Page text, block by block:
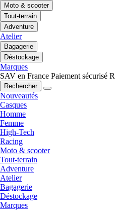
Moto & scooter
Tout-terrain
Adventure
Atelier
Bagagerie
Déstockage
Marques
SAV en France Paiement sécurisé
Rechercher
Nouveautés
Casques
Homme
Femme
High-Tech
Racing
Moto & scooter
Tout-terrain
Adventure
Atelier
Bagagerie
Déstockage
Marques